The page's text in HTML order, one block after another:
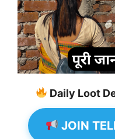
Daily Loot
JOIN